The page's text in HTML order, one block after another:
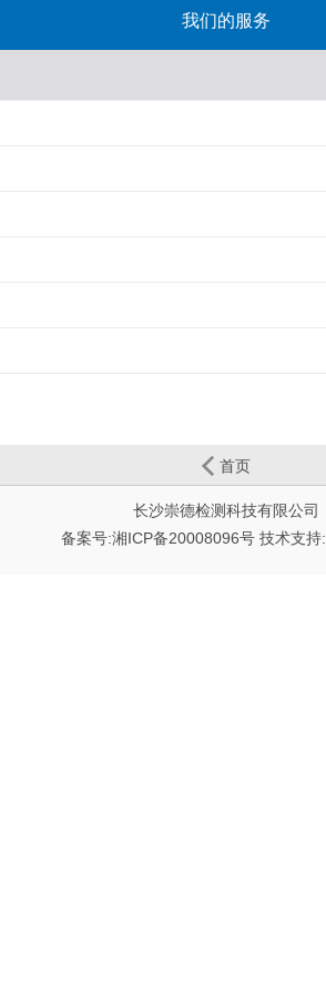
我们的服务
首页
长沙崇德检测科技有限公司
备案号:湘ICP备20008096号技术支持: